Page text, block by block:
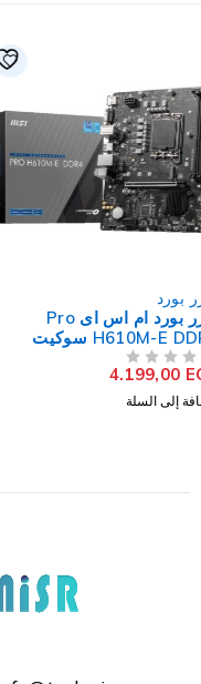
مازر بورد
مازر بورد ام اس اى Pro
B760M-G DDR4 سوكيت
معالج LGA 1700
10.800,00EGP
إضافة إلى السلة